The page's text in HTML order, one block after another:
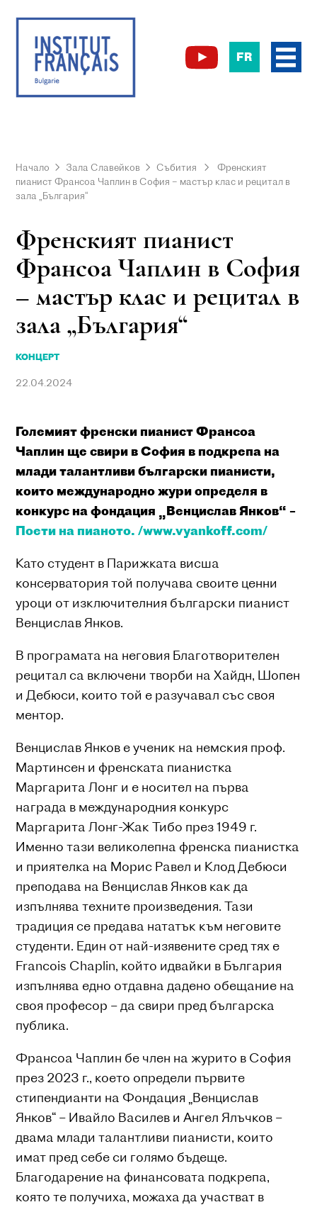
FR
Начало Зала Славейков Събития
Френският
пианист Франсоа Чаплин в София – мастър клас и рецитал в
зала „България“
Френският пианист
Франсоа Чаплин в София
– мастър клас и рецитал в
зала „България“
КОНЦЕРТ
22.04.2024
Големият френски пианист Франсоа
Чаплин ще свири в София в подкрепа на
млади талантливи български пианисти,
които международно жури определя в
конкурс на фондация „Венцислав Янков“ –
Поети на пианото. /www.vyankoff.com/
Като студент в Парижката висша
консерватория той получава своите ценни
уроци от изключителния български пианист
Венцислав Янков.
В програмата на неговия Благотворителен
рецитал са включени творби на Хайдн, Шопен
и Дебюси, които той е разучавал със своя
ментор.
Венцислав Янков е ученик на немския проф.
Мартинсен и френската пианистка
Маргарита Лонг и е носител на първа
награда в международния конкурс
Маргарита Лонг-Жак Тибо през 1949 г.
Именно тази великолепна френска пианистка
и приятелка на Морис Равел и Клод Дебюси
преподава на Венцислав Янков как да
изпълнява техните произведения. Тази
традиция се предава нататък към неговите
студенти. Един от най-изявените сред тях е
Francois Chaplin, който идвайки в България
изпълнява едно отдавна дадено обещание на
своя професор – да свири пред българска
публика.
Франсоа Чаплин бе член на журито в София
през 2023 г., което определи първите
стипендианти на Фондация „Венцислав
Янков“ – Ивайло Василев и Ангел Ялъчков –
двама млади талантливи пианисти, които
имат пред себе си голямо бъдеще.
Благодарение на финансовата подкрепа,
която те получиха, можаха да участват в